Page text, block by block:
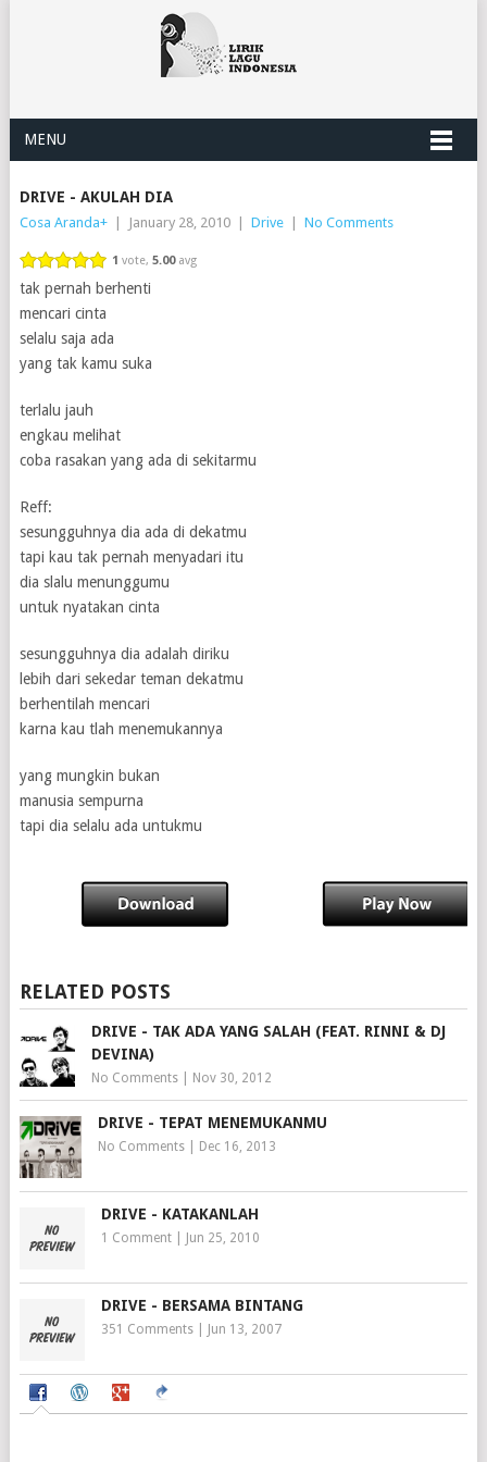
MENU
DRIVE - AKULAH DIA
Cosa Aranda+ January 28, 2010 Drive No Comments
1 vote, 5.00avg
tak pernah berhenti
mencari cinta
selalu saja ada
yang tak kamu suka
terlalu jauh
engkau melihat
coba rasakan yang ada di sekitarmu
Reff:
sesungguhnya dia ada di dekatmu
tapi kau tak pernah menyadari itu
dia slalu menunggumu
untuk nyatakan cinta
sesungguhnya dia adalah diriku
lebih dari sekedar teman dekatmu
berhentilah mencari
karna kau tlah menemukannya
yang mungkin bukan
manusia sempurna
tapi dia selalu ada untukmu
RELATED POSTS
DRIVE - TAK ADA YANG SALAH (FEAT. RINNI & DJ
DEVINA)
No Comments| Nov 30, 2012
DRIVE - TEPAT MENEMUKANMU
No Comments| Dec 16, 2013
DRIVE - KATAKANLAH
1 Comment| Jun 25, 2010
DRIVE - BERSAMA BINTANG
351 Comments| Jun 13, 2007